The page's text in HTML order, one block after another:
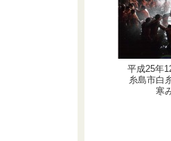
平成25年
糸島市白
寒